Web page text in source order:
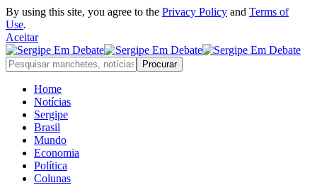
By using this site, you agree to the Privacy Policy and Terms of
Use.
Aceitar
Home
Notícias
Sergipe
Brasil
Mundo
Economia
Política
Colunas